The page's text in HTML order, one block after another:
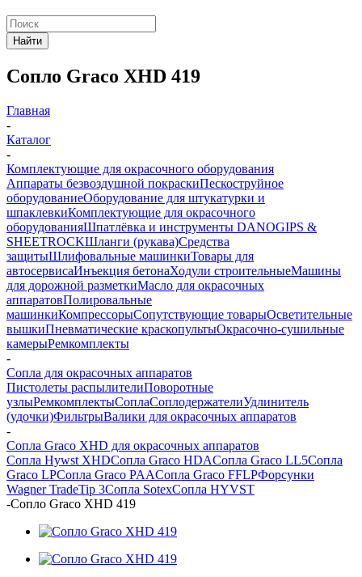
Найти
Сопло Graco XHD 419
Главная
-
Каталог
-
Комплектующие для окрасочного оборудования
Аппараты безвоздушной покраскиПескоструйное
оборудованиеОборудование для штукатурки и
шпаклевкиКомплектующие для окрасочного
оборудованияШпатлёвка и инструменты DANOGIPS &
SHEETROCKШланги (рукава)Средства
защитыШлифовальные машинкиТовары для
автосервисаИнъекция бетонаХодули строительныеМашины
для дорожной разметкиМасло для окрасочных
аппаратовПолировальные
машинкиКомпрессорыСопутствующие товарыОсветительные
вышкиПневматические краскопультыОкрасочно-сушильные
камерыРемкомплекты
-
Сопла для окрасочных аппаратов
Пистолеты распылителиПоворотные
узлыРемкомплектыСоплаСоплодержателиУдлинитель
(удочки)ФильтрыВалики для окрасочных аппаратов
-
Сопла Graco XHD для окрасочных аппаратов
Сопла Hywst XHDСопла Graco HDAСопла Graco LL5Сопла
Graco LPСопла Graco PAAСопла Graco FFLPФорсунки
Wagner TradeTip 3Сопла SotexСопла HYVST
-Сопло Graco XHD 419